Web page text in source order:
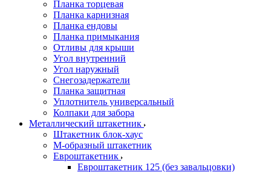
Планка торцевая
Планка карнизная
Планка ендовы
Планка примыкания
Отливы для крыши
Угол внутренний
Угол наружный
Снегозадержатели
Планка защитная
Уплотнитель универсальный
Колпаки для забора
Металлический штакетник
Штакетник блок-хаус
М-образный штакетник
Евроштакетник
Евроштакетник 125 (без завальцовки)